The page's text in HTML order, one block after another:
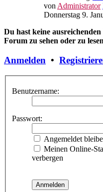
vonAdministrator
Donnerstag 9.
Du hast keine
Forum zu sehen oder zu
Anmelden •
Benutzername:
Passwort:
Angemeldet
Meinen Online-
verbergen